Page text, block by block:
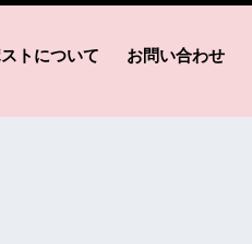
トについて お問い合わせ